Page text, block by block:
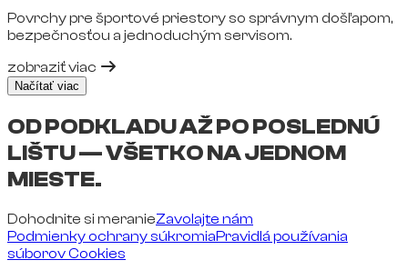
Povrchy pre športové priestory so správnym došľapom,
bezpečnosťou a jednoduchým servisom.
zobraziť viac
Načítať viac
OD PODKLADU AŽ PO POSLEDNÚ
LIŠTU — VŠETKO NA JEDNOM
MIESTE.
Dohodnite si meranieZavolajte nám
Podmienky ochrany súkromiaPravidlá používania
súborov Cookies